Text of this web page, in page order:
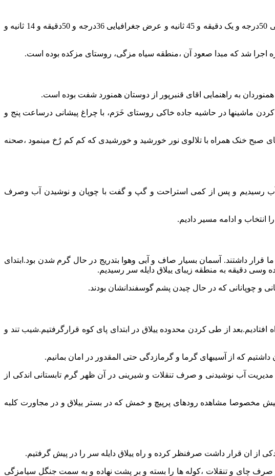
قله ملبهار به ارتفاع2829متر از سطح دریا در محدوده جغرافیایی شهرستان شفت در استان گیلان قرار دارد. با طول جغرافیایی 50درجه و یک دقیقه و 45 ثانیه و عرض جغرافیایی 36درجه و 50دقیقه و 14 ثانیه و
اجرا شد که مبدا صعود آن ،منطقه سیاه مزگی، روستای مزکده بوده است.
ماشینها در حاشیه جاده خاکی روستای خَرَم، با چراغ پیشانی درساعت پنج و
صبح خنک همراه با تلالوی نور خورشید و خورشیدی که کم کم رُخ مینمود ،صحنه
آب رسیدیم و پس از کمی استراحت و گپ و گفت با چوپان و نوشیدن آب وصرف
و ادامه مسیر دادیم.
بودند و زیر پای ما قرار داشتند. آسمان بسیار صاف و آبی وهوا بتدریج در حال گرم شدن بود.ابتدای
دقیقه به منطقه زیبای ییلاق دایله سر رسیدیم.
از طی کردن محدوده ییلاق در ابتدای پای کوه قرارگرفتیم.شیب تند و
که از آسیبهای گرما و گرمازدگی حتی المقدور در امان بمانیم.
آب نوشیدنی و صرف تنقلات و شیرینی در آن ظهر گرم تابستانی اندکی از
مخصوصا مشاهده رودهای پرپیچ و خمش که در بستر ییلاق و در مجاورت کلبه
ان قرار داشت صرفنظر کرده و راه ییلاق دایله سر را در پیش گرفتیم.
چای و تنقلات ،کوله ها را بسته و بر پشت نهاده و به سمت جنگل سیامزگی